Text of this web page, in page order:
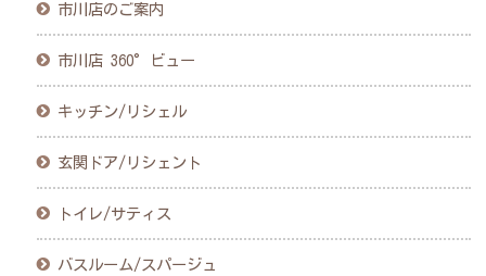
市川店のご案内
市川店 360°ビュー
キッチン/リシェル
玄関ドア/リシェント
トイレ/サティス
バスルーム/スパージュ